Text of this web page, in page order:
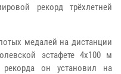
рекорд трёхлетней
медалей на дистанции
эстафете 4х100 м
он установил на